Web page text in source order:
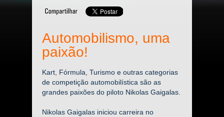
Automobilismo, uma
paixão!
Kart, Fórmula, Turismo e outras categorias
de competição automobilística são as
grandes paixões do piloto Nikolas Gaigalas.
Nikolas Gaigalas iniciou carreira no